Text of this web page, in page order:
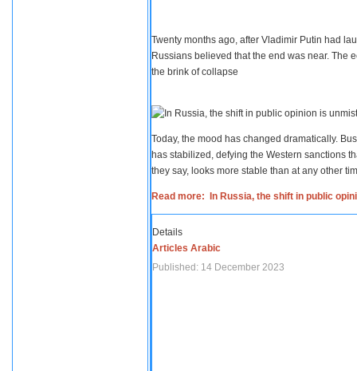
Twenty months ago, after Vladimir Putin had
Russians believed that the end was near. The
the brink of collapse
Today, the mood has changed dramatically.
has stabilized, defying the Western sanctions
they say, looks more stable than at any other
Read more: In Russia, the shift in public
Details
Articles Arabic
Published: 14 December 2023